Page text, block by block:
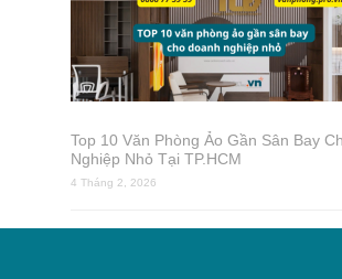
Top 10 Văn Phòng Ảo Gần Sân Bay
Nghiệp Nhỏ Tại TP.HCM
4 Tháng 2, 2026